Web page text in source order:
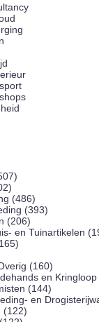
(486)
(393)
(206)
en Tuinartikelen
(160)
en
(144)
en
(122)